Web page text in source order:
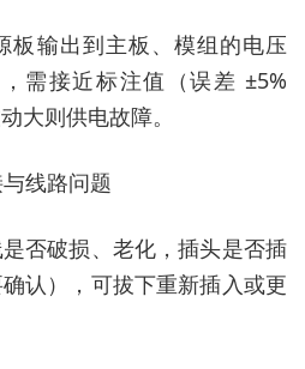
板输出到主板、模组的电压
，需接近标注值（误差 ±5%
大则供电故障。
线路问题
否破损、老化，插头是否插
认），可拔下重新插入或更